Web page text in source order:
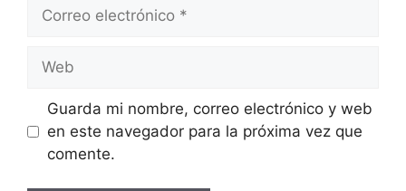
electrónico
Guarda mi nombre, correo electrónico y web
en este navegador para la próxima vez que
comente.